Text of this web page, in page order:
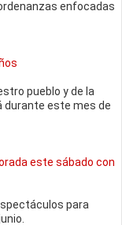
enfocadas
pueblo y de la
durante este mes de
este sábado con
para